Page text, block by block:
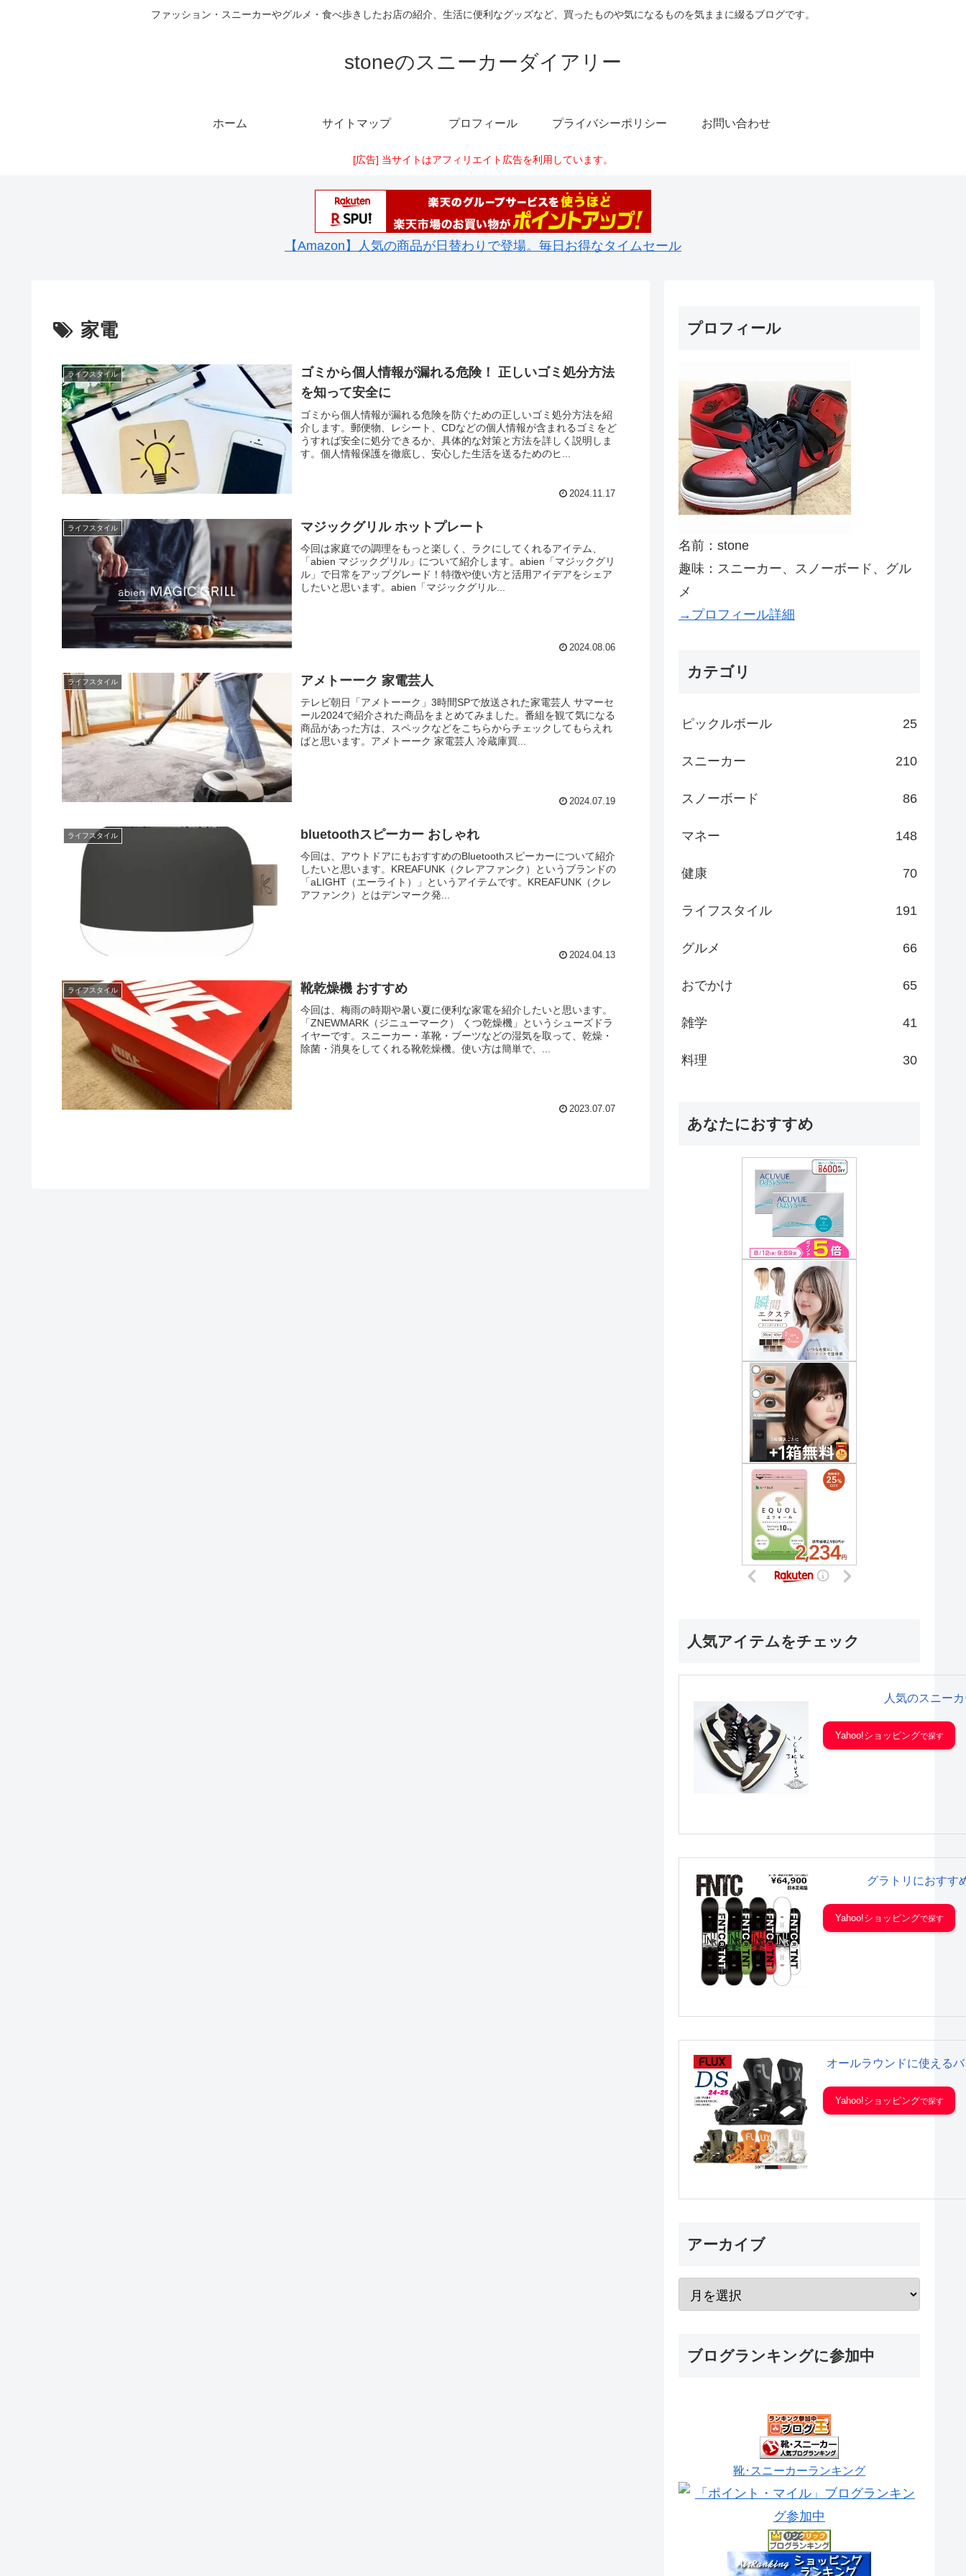
ファッション・スニーカーやグルメ・食べ歩きしたお店の紹介、生活に便利なグッズなど、買ったものや気になるものを気ままに綴るブログです。
stoneのスニーカーダイアリー
ホーム サイトマップ プロフィール プライバシーポリシー お問い合わせ
[広告] 当サイトはアフィリエイト広告を利用しています。
【Amazon】人気の商品が日替わりで登場。毎日お得なタイムセール
家電
ライフスタイル
ゴミから個人情報が漏れる危険！ 正しいゴミ処分方法
を知って安全に
ゴミから個人情報が漏れる危険を防ぐための正しいゴミ処分方法を紹
介します。郵便物、レシート、CDなどの個人情報が含まれるゴミをど
うすれば安全に処分できるか、具体的な対策と方法を詳しく説明しま
す。個人情報保護を徹底し、安心した生活を送るためのヒ...
2024.11.17
ライフスタイル マジックグリル ホットプレート
今回は家庭での調理をもっと楽しく、ラクにしてくれるアイテム、
「abien マジックグリル」について紹介します。abien「マジックグリ
ル」で日常をアップグレード！特徴や使い方と活用アイデアをシェア
したいと思います。abien「マジックグリル...
2024.08.06
ライフスタイル アメトーーク 家電芸人
テレビ朝日「アメトーーク」3時間SPで放送された家電芸人 サマーセ
ール2024で紹介された商品をまとめてみました。番組を観て気になる
商品があった方は、スペックなどをこちらからチェックしてもらえれ
ばと思います。アメトーーク 家電芸人 冷蔵庫買...
2024.07.19
ライフスタイル bluetoothスピーカー おしゃれ
今回は、アウトドアにもおすすめのBluetoothスピーカーについて紹介
したいと思います。KREAFUNK（クレアファンク）というブランドの
「aLIGHT（エーライト）」というアイテムです。KREAFUNK（クレ
アファンク）とはデンマーク発...
2024.04.13
ライフスタイル 靴乾燥機 おすすめ
今回は、梅雨の時期や暑い夏に便利な家電を紹介したいと思います。
「ZNEWMARK（ジニューマーク） くつ乾燥機」というシューズドラ
イヤーです。スニーカー・革靴・ブーツなどの湿気を取って、乾燥・
除菌・消臭をしてくれる靴乾燥機。使い方は簡単で、...
2023.07.07
プロフィール
名前：stone
趣味：スニーカー、スノーボード、グル
メ
→プロフィール詳細
カテゴリ
ピックルボール 25
スニーカー 210
スノーボード 86
マネー 148
健康 70
ライフスタイル 191
グルメ 66
おでかけ 65
雑学 41
料理 30
あなたにおすすめ
人気アイテムをチェック
人気のスニー
Yahoo!ショッピング
グラトリにおすす
Yahoo!ショッピング
オールラウンドに使える
Yahoo!ショッピング
アーカイブ
ブログランキングに参加中
靴･スニーカーランキング